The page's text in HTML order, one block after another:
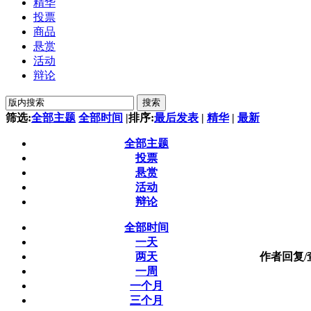
精华
投票
商品
悬赏
活动
辩论
搜索
筛选:全部主题 全部时间 |排序:最后发表 | 精华 | 最新
全部主题
投票
悬赏
活动
辩论
全部时间
一天
两天
一周
一个月
三个月
作者回复/